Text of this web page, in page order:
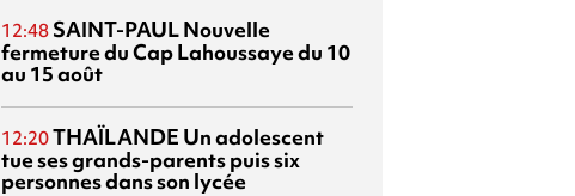
12:48 SAINT-PAULNouvelle
fermeture du Cap Lahoussaye du 10
au 15 août
12:20THAÏLANDE Un adolescent
tue ses grands-parents puis six
personnes dans son lycée